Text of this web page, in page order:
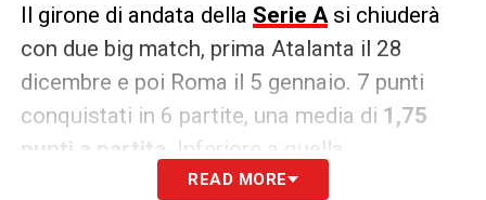
Il girone di andata della Serie Asi chiuderà
con due big match, prima Atalanta il 28
dicembre e poi Roma il 5 gennaio. 7 punti
conquistati in 6 partite, una media di 1,75
punti a partita
. Inferiore a quella
complessiva che si stanzia sui 2 punti a
READ MORE